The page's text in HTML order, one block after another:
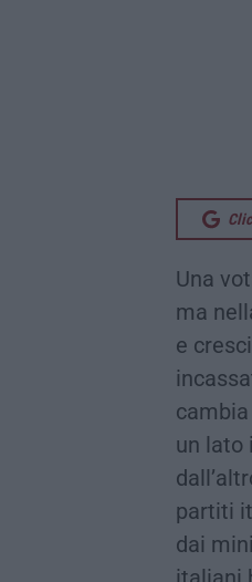
Una
ma
e
un lato
partiti
dai